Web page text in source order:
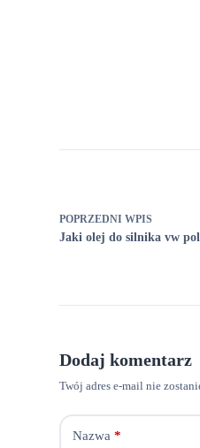
POPRZEDNIWPIS
Jaki olej do silnika vw
Dodaj komentarz
Twój adres e-mail nie
Nazwa *